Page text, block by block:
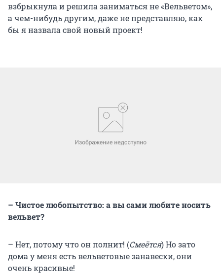
взбрыкнула и решила заниматься не «Вельветом»,
а чем-нибудь другим, даже не представляю, как
бы я назвала свой новый проект!
– Чистое любопытство: а вы сами любите носить
вельвет?
– Нет, потому что он полнит! (Смеётся) Но зато
дома у меня есть вельветовые занавески, они
очень красивые!